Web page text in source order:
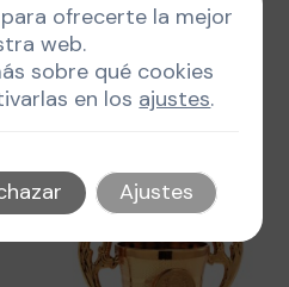
ofrecerte la mejor
web.
sobre qué cookies
en los ajustes.
Ajustes